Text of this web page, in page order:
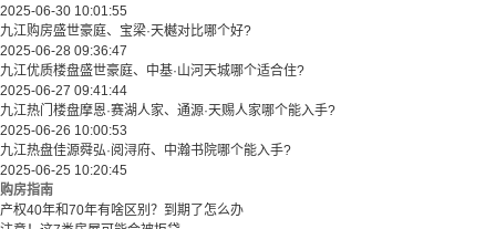
2025-06-30 10:01:55
九江购房盛世豪庭、宝梁·天樾对比哪个好?
2025-06-28 09:36:47
九江优质楼盘盛世豪庭、中基·山河天城哪个适合住?
2025-06-27 09:41:44
九江热门楼盘摩恩·赛湖人家、通源·天赐人家哪个能入手?
2025-06-26 10:00:53
九江热盘佳源舜弘·阅浔府、中瀚书院哪个能入手?
2025-06-25 10:20:45
购房指南
产权40年和70年有啥区别？到期了怎么办